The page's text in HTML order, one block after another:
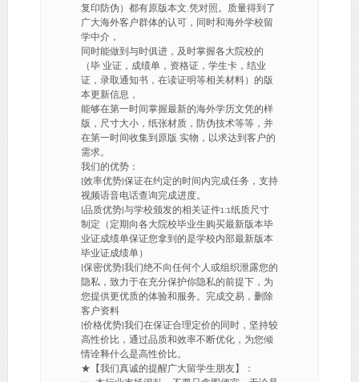
复印防伪）都有原版本文,凭对照。质量得到了
广大海外客户群体的认可，同时和海外学校留
学中介，
同时能做到与时俱进，及时掌握各大院校的
（毕 业证，成绩单，资格证，学生卡，结业
证，录取通知书，在读证明等相关材料）的版
本更新信息，
能够在第一时间掌握最新的海外学历文凭的样
版，尺寸大小，纸张材质，防伪技术等等，并
在第一时间收集到原版 实物，以求达到客户的
需求。
我们的优势：
[效率优势]保证在约定的时间内完成任务，支持
视频语音电话查询完成进度。
[品质优势]与学校颁发的相关证件1:1纸质尺寸
制定（定期向各大院校毕业生购买最新版本毕
业证成绩单保证您拿到的是学校内部最新版本
毕业证成绩单）
[保密优势]我们绝不向任何个人或组织泄露您的
隐私，致力于在充分保护你隐私的前提下，为
您提供更优质的体验和服务。完成交易，删除
客户资料
[价格优势]我们在保证合理定价的同时，坚持较
高性价比，通过品质和效率不断优化，为您倾
情诠释什么是高性价比。
★【我们真诚的提醒广大留学生朋友】：